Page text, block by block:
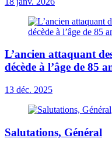
L’ancien attaquant
décède à l’âge de 85
13 déc. 2025
Salutations, Général